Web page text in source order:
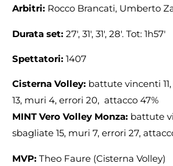
Arbitri: Rocco Brancati, Umberto
Durata set: 27′, 31′, 31′, 28′. Tot: 1h57′
Spettatori: 1407
Cisterna Volley: battute vincenti
13, muri 4, errori 20, attacco 47%
MINT Vero Volley Monza: battute
sbagliate 15, muri 7, errori 27,
MVP: Theo Faure (Cisterna Volley)